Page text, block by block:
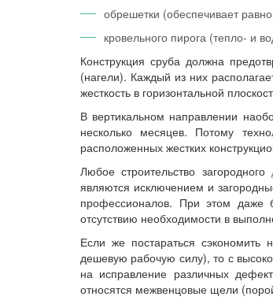
обрешетки (обеспечивает
кровельного пирога (тепло- и
Конструкция сруба должна
(нагели). Каждый из них
жесткость в горизонтальной
В вертикальном направлении
несколько месяцев. Потому
расположенных жестких
Любое строительство загородного
являются исключением и
профессионалов. При этом даже
отсутствию необходимости в
Если же постараться сэкономить
дешевую рабочую силу), то с
на исправление различных
относятся межвенцовые щели